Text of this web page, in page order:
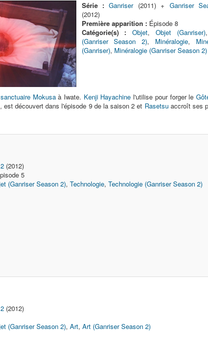
Série : Ganriser(2011) + Ganriser
(2012)
Première apparition :Épisode 8
Catégorie(s) :
Objet,Objet (Ganriser)
(Ganriser Season 2), Minéralogie,
(Ganriser), Minéralogie (Ganriser Season 2)
sanctuaire Mokusaà Iwate. Kenji Hayachine l'utilise pour forger le
, est découvert dans l'épisode 9 de la saison 2 et Rasetsuaccroît ses
(2012)
5
(Ganriser Season 2),Technologie,Technologie (Ganriser Season 2)
(2012)
(Ganriser Season 2),Art,Art (Ganriser Season 2)